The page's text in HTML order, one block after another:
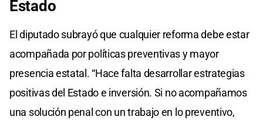
Estado
El diputado subrayó que cualquier reforma debe estar
acompañada por políticas preventivas y mayor
presencia estatal. “Hace falta desarrollar estrategias
positivas del Estado e inversión. Si no acompañamos
una solución penal con un trabajo en lo preventivo,